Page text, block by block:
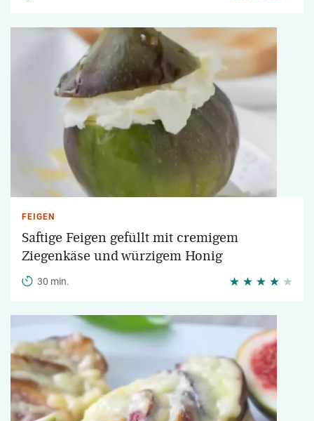
FEIGEN
Saftige Feigen gefüllt mit cremigem
Ziegenkäse und würzigem Honig
30 min.